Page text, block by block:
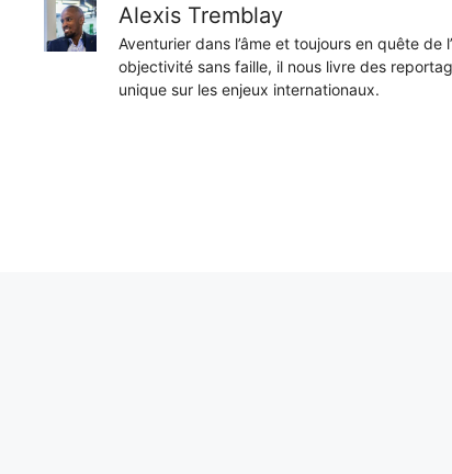
Alexis Tremblay
Aventurier dans l’âme et toujours en quête
objectivité sans faille, il nous livre des
unique sur les enjeux internationaux.